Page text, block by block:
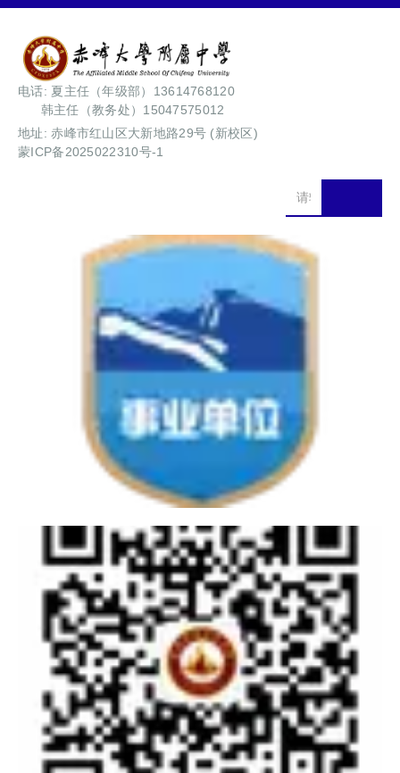
电话: 夏主任（年级部）13614768120
韩主任（教务处）15047575012
地址: 赤峰市红山区大新地路29号 (新校区)
蒙ICP备2025022310号-1